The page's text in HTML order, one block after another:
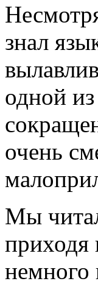
знал
одной
очень
Мы
приходя
немного